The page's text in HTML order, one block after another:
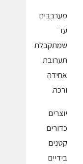
מערבבים
עד
שמתקבלת
תערובת
אחידה
ורכה.
יוצרים
כדורים
קטנים
בידיים